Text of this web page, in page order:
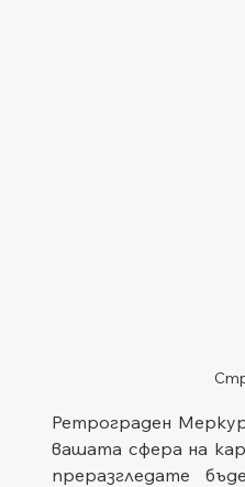
Ретрограден
вашата сфера на
преразгледате